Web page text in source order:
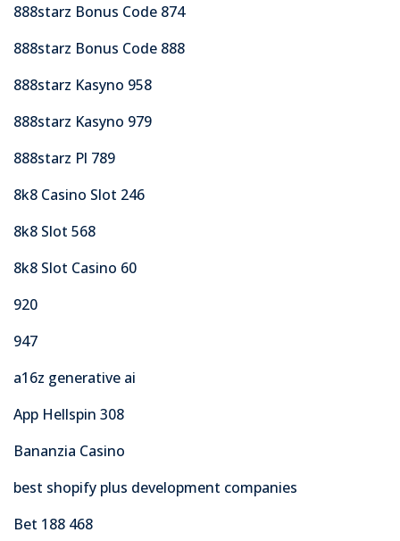
888starz Bonus Code 874
888starz Bonus Code 888
888starz Kasyno 958
888starz Kasyno 979
888starz Pl 789
8k8 Casino Slot 246
8k8 Slot 568
8k8 Slot Casino 60
920
947
a16z generative ai
App Hellspin 308
Bananzia Casino
best shopify plus development companies
Bet 188 468